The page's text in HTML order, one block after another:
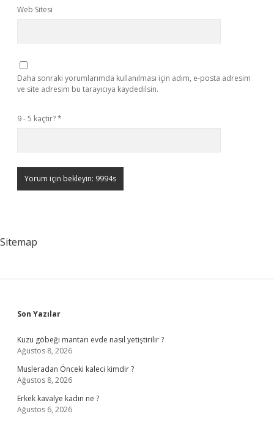
Web Sitesi
Daha sonraki yorumlarımda kullanılması için adım, e-posta adresim
ve site adresim bu tarayıcıya kaydedilsin.
9 - 5 kaçtır?*
Sitemap
Sidebar
Son Yazılar
Kuzu göbeği mantarı evde nasıl yetiştirilir ?
Ağustos 8, 2026
Musleradan Önceki kaleci kimdir ?
Ağustos 8, 2026
Erkek kavalye kadın ne ?
Ağustos 6, 2026